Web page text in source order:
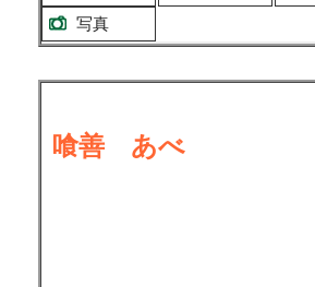
写真
喰善 あべ